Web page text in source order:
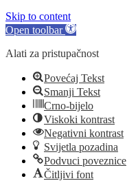
Skip to content
Open toolbar
Alati za pristupačnost
Povećaj Tekst
Smanji Tekst
Crno-bijelo
Viskoki kontrast
Negativni kontrast
Svijetla pozadina
Podvuci poveznice
Čitljivi font